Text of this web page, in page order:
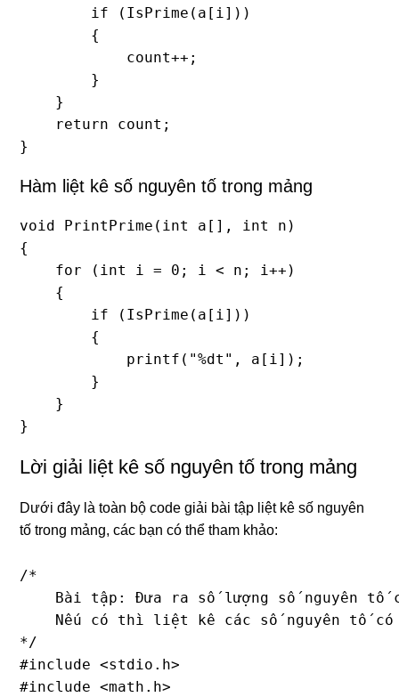
        if (IsPrime(a[i]))
        {
            count++;
        }
    }
    return count;
}
Hàm liệt kê số nguyên tố trong mảng
void PrintPrime(int a[], int n)
{
    for (int i = 0; i < n; i++)
    {
        if (IsPrime(a[i]))
        {
            printf("%dt", a[i]);
        }
    }
}
Lời giải liệt kê số nguyên tố trong mảng
Dưới đây là toàn bộ code giải bài tập liệt kê số nguyên
tố trong mảng, các bạn có thể tham khảo:
/*
Bài tập: Đưa ra số lượng số nguyên tố
Nếu có thì liệt kê các số nguyên tố
*/
#include <stdio.h>
#include <math.h>